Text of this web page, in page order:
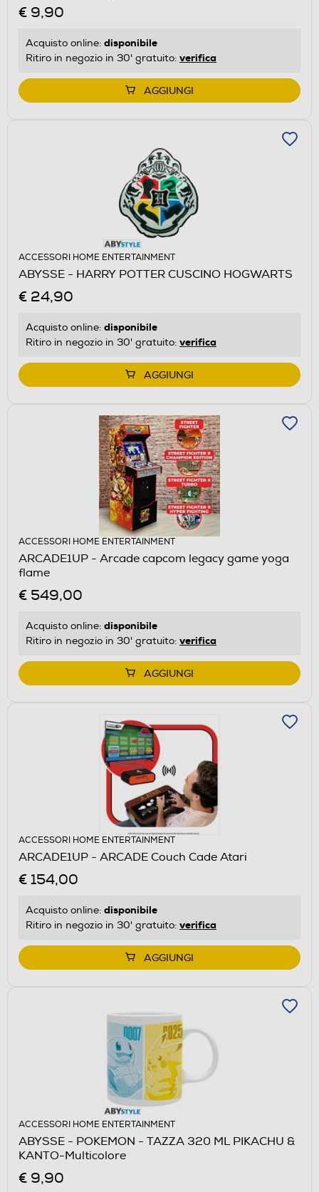
€ 9,90
Acquisto online: disponibile
Ritiro in negozio in 30' gratuito: verifica
AGGIUNGI
ACCESSORI HOME ENTERTAINMENT
ABYSSE - HARRY POTTER CUSCINO HOGWARTS
€ 24,90
Acquisto online: disponibile
Ritiro in negozio in 30' gratuito: verifica
AGGIUNGI
ACCESSORI HOME ENTERTAINMENT
ARCADE1UP - Arcade capcom legacy game yoga
flame
€ 549,00
Acquisto online: disponibile
Ritiro in negozio in 30' gratuito: verifica
AGGIUNGI
ACCESSORI HOME ENTERTAINMENT
ARCADE1UP - ARCADE Couch Cade Atari
€ 154,00
Acquisto online: disponibile
Ritiro in negozio in 30' gratuito: verifica
AGGIUNGI
ACCESSORI HOME ENTERTAINMENT
ABYSSE - POKEMON - TAZZA 320 ML PIKACHU &
KANTO-Multicolore
€ 9,90